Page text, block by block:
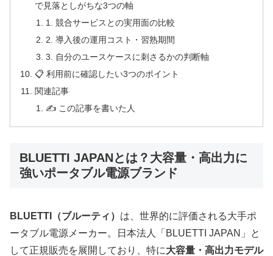
で見落としがちな3つの軸
1. 競合サービスとの実用面の比較
2. 導入後の運用コスト・習熟期間
3. 自分のユースケースに刺さるかの判断軸
📋 利用前に確認したい3つのポイント
関連記事
✍️ この記事を書いた人
BLUETTI JAPANとは？大容量・高出力に
強いポータブル電源ブランド
BLUETTI（ブルーティ） は、世界的に評価される大手ポ
ータブル電源メーカー。日本法人「BLUETTI JAPAN」と
して正規販売を展開しており、特に大容量・高出力モデル